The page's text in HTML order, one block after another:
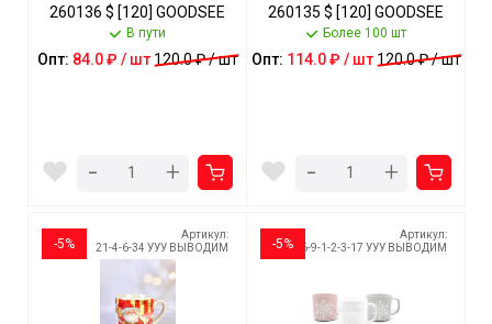
260136 $ [120] GOODSEE
В пути
Опт: 84.0 ₽ / шт 120.0 ₽ / шт
- +
260135 $ [120] GOODSEE
Более 100 шт
Опт: 114.0 ₽ / шт 120.0 ₽ / шт
- +
-5%
Артикул:
21-4-6-34 УУУ ВЫВОДИМ
-5%
Артикул:
26-9-1-2-3-17 УУУ ВЫВОДИМ